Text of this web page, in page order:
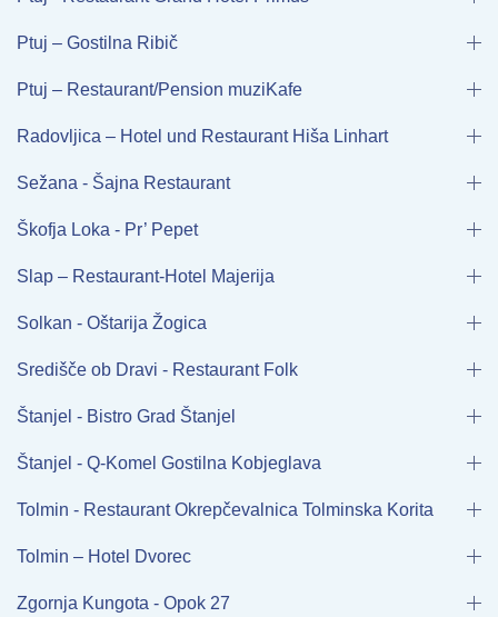
Ptuj – Gostilna Ribič
Ptuj – Restaurant/Pension muziKafe
Radovljica – Hotel und Restaurant Hiša Linhart
Sežana - Šajna Restaurant
Škofja Loka - Pr’ Pepet
Slap – Restaurant-Hotel Majerija
Solkan - Oštarija Žogica
Središče ob Dravi - Restaurant Folk
Štanjel - Bistro Grad Štanjel
Štanjel - Q-Komel Gostilna Kobjeglava
Tolmin - Restaurant Okrepčevalnica Tolminska Korita
Tolmin – Hotel Dvorec
Zgornja Kungota - Opok 27